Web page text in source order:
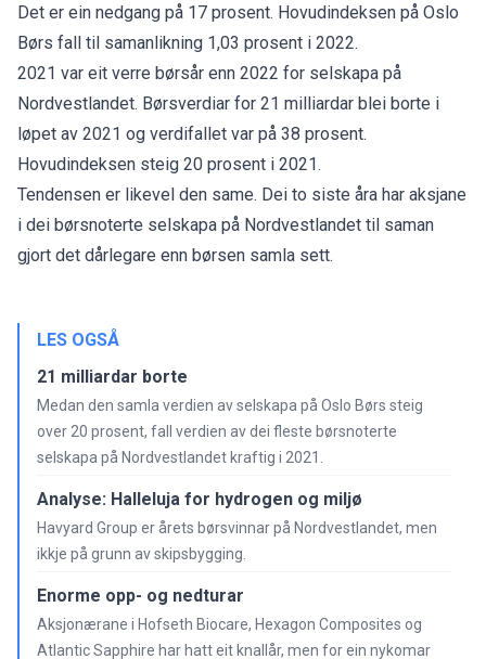
Det er ein nedgang på 17 prosent. Hovudindeksen på Oslo
Børs fall til samanlikning 1,03 prosent i 2022.
2021 var eit verre børsår enn 2022 for selskapa på
Nordvestlandet. Børsverdiar for 21 milliardar blei borte i
løpet av 2021 og verdifallet var på 38 prosent.
Hovudindeksen steig 20 prosent i 2021.
Tendensen er likevel den same. Dei to siste åra har aksjane
i dei børsnoterte selskapa på Nordvestlandet til saman
gjort det dårlegare enn børsen samla sett.
LES OGSÅ
21 milliardar borte
Medan den samla verdien av selskapa på Oslo Børs steig
over 20 prosent, fall verdien av dei fleste børsnoterte
selskapa på Nordvestlandet kraftig i 2021.
Analyse: Halleluja for hydrogen og miljø
Havyard Group er årets børsvinnar på Nordvestlandet, men
ikkje på grunn av skipsbygging.
Enorme opp- og nedturar
Aksjonærane i Hofseth Biocare, Hexagon Composites og
Atlantic Sapphire har hatt eit knallår, men for ein nykomar